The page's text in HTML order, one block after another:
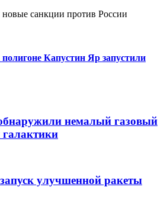
Капустин Яр запустили
немалый газовый
галактики
запуск улучшенной ракеты